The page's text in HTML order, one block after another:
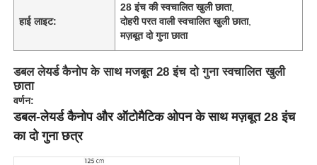
हाई लाइट:
28 इंच की स्वचालित खुली छाता,
दोहरी परत वाली स्वचालित खुली छाता,
मज़बूत दो गुना छाता
डबल लेयर्ड कैनोप के साथ मजबूत 28 इंच दो गुना स्वचालित खुली
छाता
वर्णन:
डबल-लेयर्ड कैनोप और ऑटोमैटिक ओपन के साथ मज़बूत 28 इंच
का दो गुना छत्र